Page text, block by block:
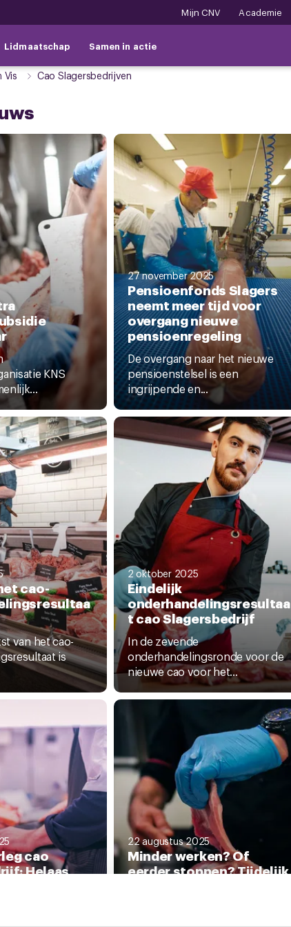
Mijn CNV Academie
Lidmaatschap Samen in actie
Vis Cao Slagersbedrijven
KNS
27 november 2025
Pensioenfonds Slagers
neemt meer tijd voor
overgang nieuwe
pensioenregeling
De overgang naar het nieuwe
pensioenstelsel is een
ingrijpende en...
cao-
van het cao-
is
2 oktober 2025
Eindelijk
onderhandelingsresultaa
t cao Slagersbedrijf
In de zevende
onderhandelingsronde voor de
nieuwe cao voor het...
cao
Helaas
22 augustus 2025
Minder werken? Of
eerder stoppen? Tijdelijk
Als je weleens nadenkt over of